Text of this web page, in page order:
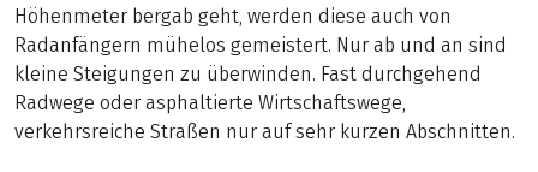
Höhenmeter bergab geht, werden diese auch von
Radanfängern mühelos gemeistert. Nur ab und an sind
kleine Steigungen zu überwinden. Fast durchgehend
Radwege oder asphaltierte Wirtschaftswege,
verkehrsreiche Straßen nur auf sehr kurzen Abschnitten.